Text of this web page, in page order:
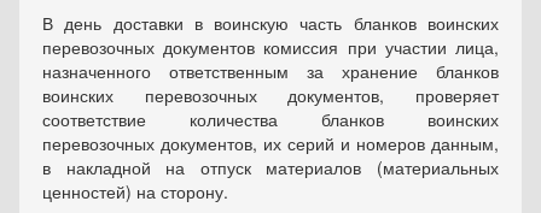
В день доставки в воинскую часть бланков воинских
перевозочных документов комиссия при участии лица,
назначенного ответственным за хранение бланков
воинских перевозочных документов, проверяет
соответствие количества бланков воинских
перевозочных документов, их серий и номеров данным,
в накладной на отпуск материалов (материальных
ценностей) на сторону.